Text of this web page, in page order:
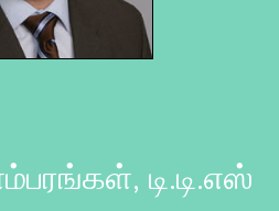
டி.டி.எஸ்